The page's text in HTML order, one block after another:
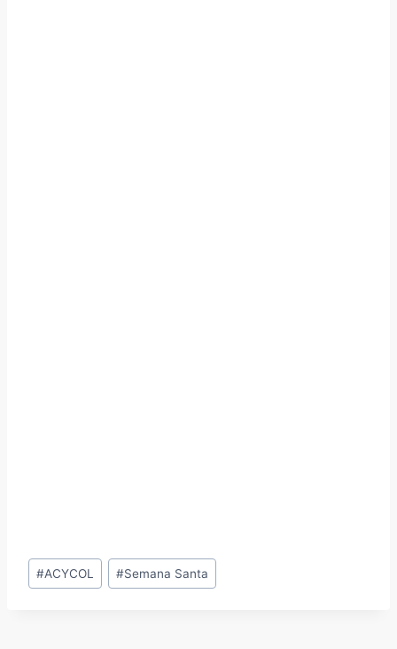
Etiquetas
de
#ACYCOL #Semana Santa